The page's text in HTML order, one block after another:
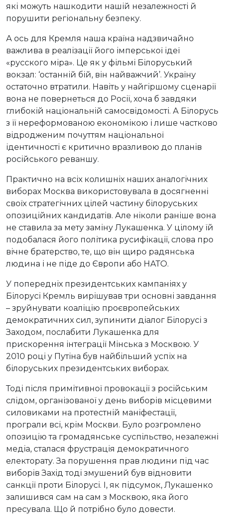
які можуть нашкодити нашій незалежності й
порушити регіональну безпеку.
А ось для Кремля наша країна надзвичайно
важлива в реалізації його імперської ідеї
«русского міра». Це як у фільмі Білоруський
вокзал: ‘останній бій, він найважчий’. Україну
остаточно втратили. Навіть у найгіршому сценарії
вона не повернеться до Росії, хоча б завдяки
глибокій національній самосвідомості. А Білорусь
з її нереформованою економікою і лише частково
відродженим почуттям національної
ідентичності є критично вразливою до планів
російського реваншу.
Практично на всіх колишніх наших аналогічних
виборах Москва використовувала в досягненні
своїх стратегічних цілей частину білоруських
опозиційних кандидатів. Але ніколи раніше вона
не ставила за мету заміну Лукашенка. У цілому їй
подобалася його політика русифікації, слова про
вічне братерство, те, що він щиро радянська
людина і не піде до Європи або НАТО.
У попередніх президентських кампаніях у
Білорусі Кремль вирішував три основні завдання
– зруйнувати коаліцію проєвропейських
демократичних сил, зупинити діалог Білорусі з
Заходом, послабити Лукашенка для
прискорення інтеграції Мінська з Москвою. У
2010 році у Путіна був найбільший успіх на
білоруських президентських виборах.
Тоді після примітивної провокації з російським
слідом, організованої у день виборів місцевими
силовиками на протестній маніфестації,
програли всі, крім Москви. Було розгромлено
опозицію та громадянське суспільство, незалежні
медіа, сталася фрустрація демократичного
електорату. За порушення прав людини під час
виборів Захід тоді змушений був відновити
санкції проти Білорусі. І, як підсумок, Лукашенко
залишився сам на сам з Москвою, яка його
пресувала. Що й потрібно було довести.